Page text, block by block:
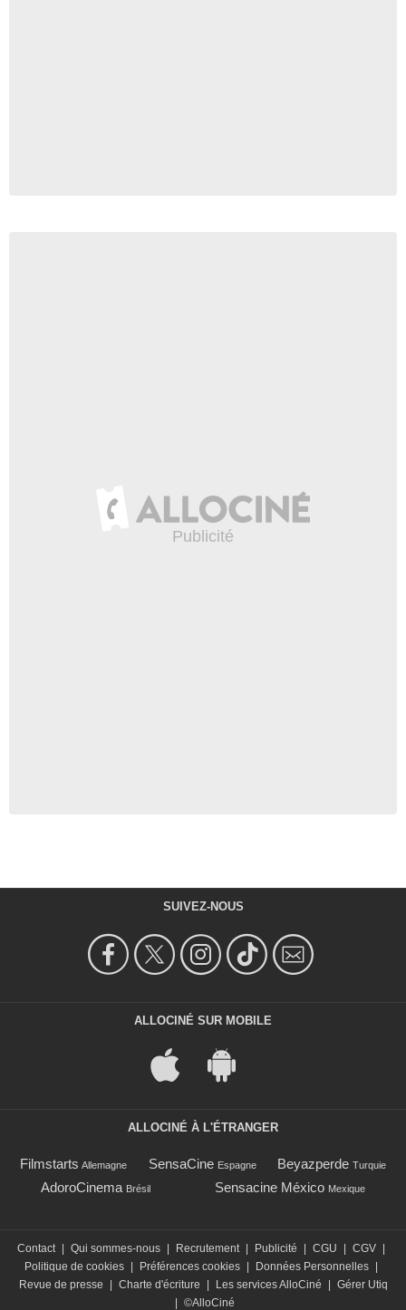
SUIVEZ-NOUS
ALLOCINÉ SUR MOBILE
ALLOCINÉ À L'ÉTRANGER
Filmstarts Allemagne SensaCine Espagne Beyazperde Turquie
AdoroCinema Brésil Sensacine México Mexique
Contact Qui sommes-nous Recrutement Publicité CGU CGV
Politique de cookies
Préférences cookies Données Personnelles
Revue de presse
Charte d'écriture Les services AlloCiné
Gérer Utiq
©AlloCiné